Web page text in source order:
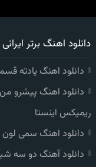
دانلود اهنگ برتر ایرانی
دانلود اهنگ یادته
دانلود اهنگ پیشرو
ریمیکس اینستا
دانلود اهنگ سمی
دانلود آهنگ دو سه